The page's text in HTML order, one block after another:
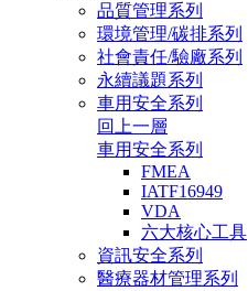
品質管理系列
環境管理/碳排系列
社會責任/驗廠系列
永續議題系列
車用安全系列
回上一層
車用安全系列
FMEA
IATF16949
VDA
六大核心工具
資訊安全系列
醫療器材管理系列